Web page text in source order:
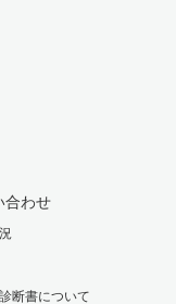
合わせ
断書について